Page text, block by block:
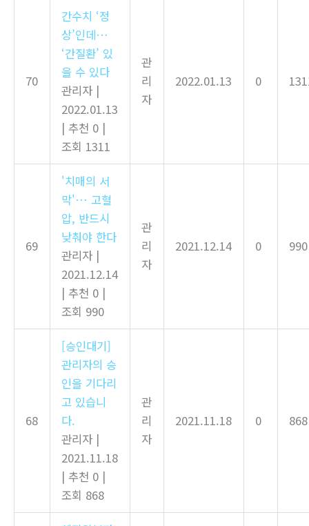
70
간수치 ‘정
상’인데…
‘간질환’ 있
을 수 있다
관리자 |
2022.01.13
| 추천 0 |
조회 1311
관
리
자
2022.01.13 0
69
'치매의 서
막'… 고혈
압, 반드시
낮춰야 한다
관리자 |
2021.12.14
| 추천 0 |
조회 990
관
리
자
2021.12.14 0 990
68
[승인대기]
관리자의 승
인을 기다리
고 있습니
다.
관리자 |
2021.11.18
| 추천 0 |
조회 868
관
리
자
2021.11.18 0 868